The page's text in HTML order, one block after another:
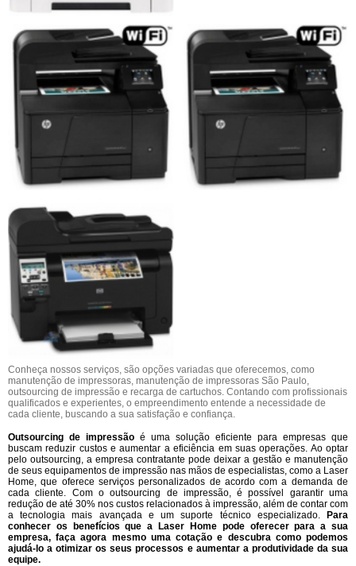
Conheça nossos serviços, são opções variadas que oferecemos, como
manutenção de impressoras, manutenção de impressoras São Paulo,
outsourcing de impressão e recarga de cartuchos. Contando com profissionais
qualificados e experientes, o empreendimento entende a necessidade de
cada cliente, buscando a sua satisfação e confiança.
Outsourcing de impressão é uma solução eficiente para empresas que
buscam reduzir custos e aumentar a eficiência em suas operações. Ao optar
pelo outsourcing, a empresa contratante pode deixar a gestão e manutenção
de seus equipamentos de impressão nas mãos de especialistas, como a Laser
Home, que oferece serviços personalizados de acordo com a demanda de
cada cliente. Com o outsourcing de impressão, é possível garantir uma
redução de até 30% nos custos relacionados à impressão, além de contar com
a tecnologia mais avançada e um suporte técnico especializado. Para
conhecer os benefícios que a Laser Home pode oferecer para a sua
empresa, faça agora mesmo uma cotação e descubra como podemos
ajudá-lo a otimizar os seus processos e aumentar a produtividade da sua
equipe.